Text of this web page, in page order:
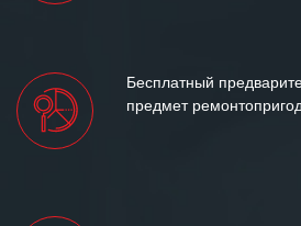
Бесплатный
предмет